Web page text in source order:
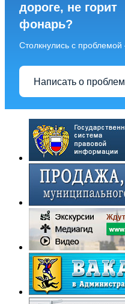
дороге, не горит
фонарь?
Столкнулись с
Написать о